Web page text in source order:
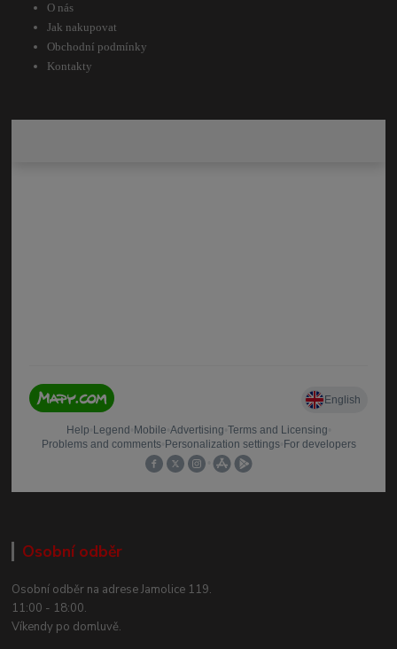
O nás
Jak nakupovat
Obchodní podmínky
Kontakty
Osobní odběr
Osobní odběr na adrese Jamolice 119.
11:00 - 18:00.
Víkendy po domluvě.